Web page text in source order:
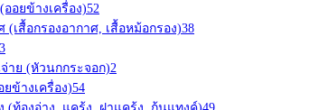
อยข้างเครื่อง)52
(เสื้อกรองอากาศ, เสื้อหม้อกรอง)38
าย (หัวนกกระจอก)2
ข้างเครื่อง)54